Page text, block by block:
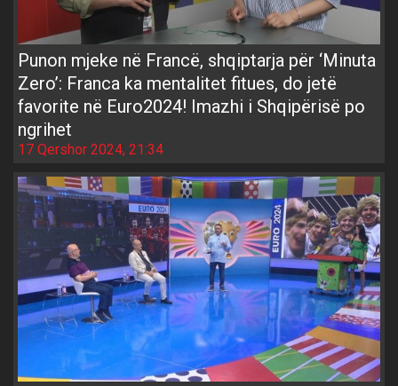
Punon mjeke në Francë, shqiptarja për ‘Minuta
Zero’: Franca ka mentalitet fitues, do jetë
favorite në Euro2024! Imazhi i Shqipërisë po
ngrihet
17 Qershor 2024, 21:34